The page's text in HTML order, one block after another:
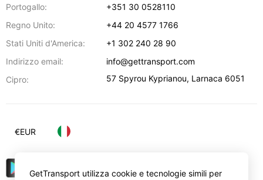
Portogallo:
+351 30 0528110
Regno Unito:
+44 20 4577 1766
Stati Uniti d'America:
+1 302 240 28 90
Indirizzo email:
info@gettransport.com
Cipro:
57 Spyrou Kyprianou, Larnaca 6051
€EUR
GetTransport utilizza cookie e tecnologie simili per